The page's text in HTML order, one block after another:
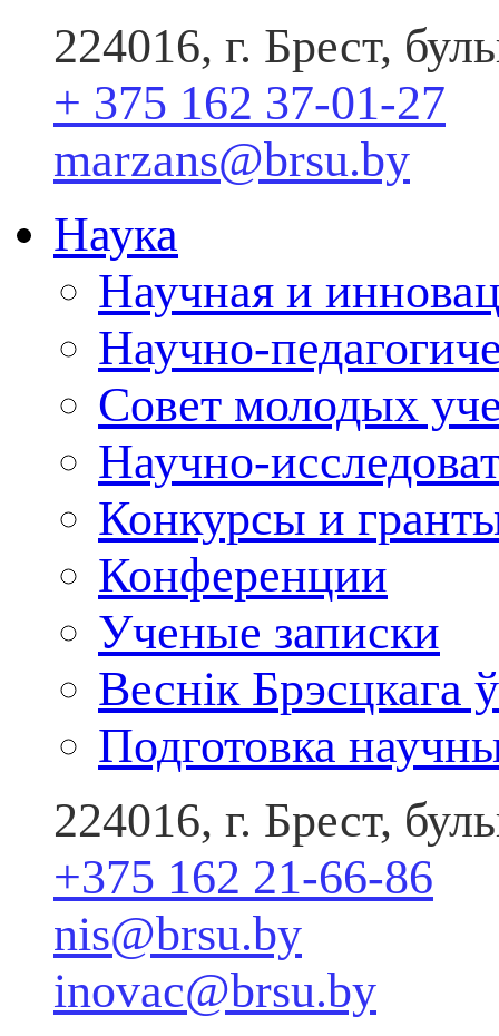
224016, г. Брест,
+ 375 162 37-01-27
marzans@brsu.by
Наука
Научная и
Научно-
Совет молодых
Научно-
Конкурсы и
Конференции
Ученые записки
Веснік Брэсцкага
Подготовка
224016, г. Брест,
+375 162 21-66-86
nis@brsu.by
inovac@brsu.by